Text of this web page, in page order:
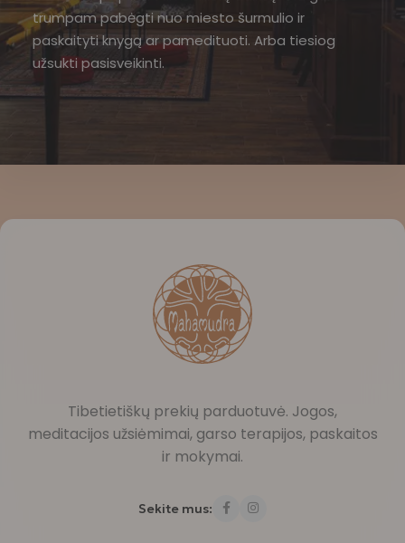
trumpam pabėgti nuo miesto šurmulio ir
paskaityti knygą ar pamedituoti. Arba tiesiog
užsukti pasisveikinti.
Tibetietiškų prekių parduotuvė. Jogos,
meditacijos užsiėmimai, garso terapijos, paskaitos
ir mokymai.
Sekite mus: